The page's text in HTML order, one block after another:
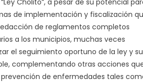
de implementación y fiscalización
de reglamentos completos
a los municipios, muchas veces
el seguimiento oportuno de la ley y su
complementando otras acciones
de enfermedades tales